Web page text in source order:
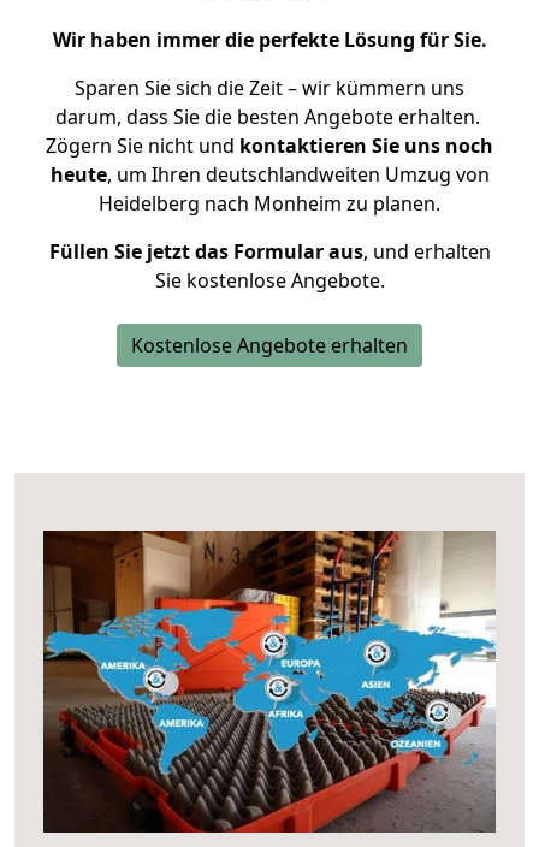
Wir haben immer die perfekte Lösung für Sie.
Sparen Sie sich die Zeit – wir kümmern uns
darum, dass Sie die besten Angebote erhalten.
Zögern Sie nicht und kontaktieren Sie uns noch
heute, um Ihren deutschlandweiten Umzug von
Heidelberg nach Monheim zu planen.
Füllen Sie jetzt das Formular aus, und erhalten
Sie kostenlose Angebote.
Kostenlose Angebote erhalten